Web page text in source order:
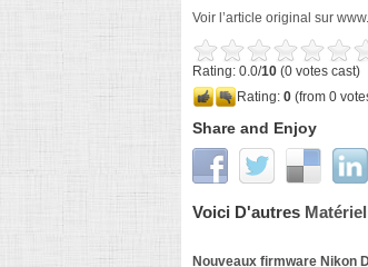
Voir l’article original sur
Rating: 0.0/10 (0 votes cast)
Rating: 0 (from 0
Share and Enjoy
Voici D'autres
Nouveaux firmware Nikon